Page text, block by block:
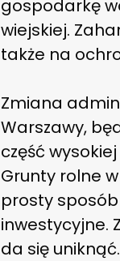
gospodarkę
wiejskiej.
także na
Zmiana
Warszawy,
część
Grunty rolne
prosty
inwestycyjne.
da się uniknąć.